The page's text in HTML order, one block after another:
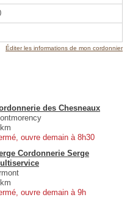
Éditer les informations de mon cordonnier
des Chesneaux
ouvre demain à 8h30
Cordonnerie Serge
ouvre demain à 9h